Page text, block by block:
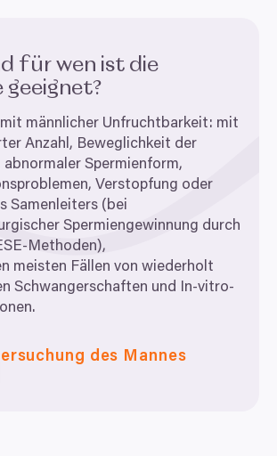
für wen ist die
geeignet?
männlicher Unfruchtbarkeit: mit
Anzahl, Beweglichkeit der
abnormaler Spermienform,
Verstopfung oder
Samenleiters (bei
Spermiengewinnung durch
Methoden),
meisten Fällen von wiederholt
Schwangerschaften und In-vitro-
des Mannes